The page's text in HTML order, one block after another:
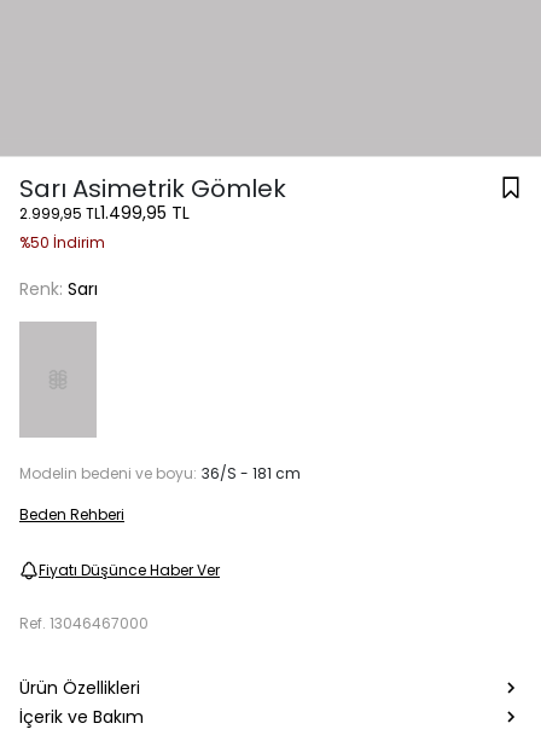
Sarı Asimetrik Gömlek
2.999,95 TL1.499,95 TL
%50 İndirim
Renk: Sarı
Modelin bedeni ve boyu: 36/S - 181 cm
Beden Rehberi
Fiyatı Düşünce Haber Ver
Ref. 13046467000
Ürün Özellikleri
İçerik ve Bakım